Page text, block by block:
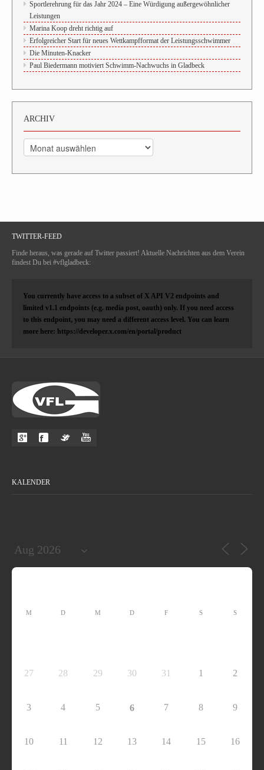
Sportlerehrung für das Jahr 2024 – Eine Würdigung außergewöhnlicher
Leistungen
Marina Koop dreht richtig auf
Erfolgreicher Start für neues Wettkampfformat der Leistungsschwimmer
Die Minuten-Knacker
Paul Biedermann motiviert Schwimm-Nachwuchs in Gladbeck
ARCHIV
Archiv
TWITTER-FEED
Finde heraus, was gerade auf Twitter passiert! Aktuelle Nachrichten aus dem Verein
findest Du bei #vflgladbeck:
You currently have access to a subset of X API V2 endpoints and
limited v1.1 endpoints (e.g. media post, oauth) only. If you need access
to this endpoint, you may need a different access level. You can learn
more here: https://developer.x.com/en/portal/product
KALENDER
M D M D F S S
27 28 29 30 31 1 2
3 4 5 6 7 8 9
10 11 12 13 14 15 16